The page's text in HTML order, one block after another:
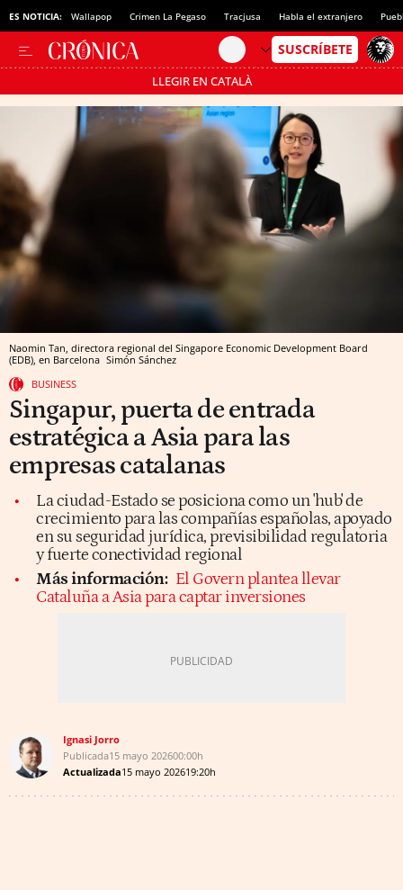
ES NOTICIA:
a Comín Wallapop Crimen La Pegaso Tracjusa Habla el extranjero
LLEGIR EN CATALÀ
Pásate al MODO AHORRO
Naomin Tan, directora regional del Singapore Economic Development Board
(EDB), en Barcelona Simón Sánchez
BUSINESS
Singapur, puerta de entrada
estratégica a Asia para las
empresas catalanas
La ciudad-Estado se posiciona como un 'hub' de
crecimiento para las compañías españolas, apoyado
en su seguridad jurídica, previsibilidad regulatoria
y fuerte conectividad regional
Más información: El Govern plantea llevar
Cataluña a Asia para captar inversiones
Ignasi Jorro
Publicada15 mayo 202600:00h
Actualizada15 mayo 202619:20h